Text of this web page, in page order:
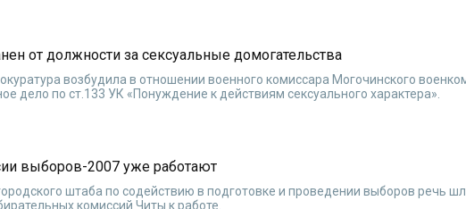
от должности за сексуальные домогательства
возбудила в отношении военного комиссара Могочинского
дело по ст.133 УК «Понуждение к действиям сексуального характера».
выборов-2007 уже работают
штаба по содействию в подготовке и проведении выборов речь
комиссий Читы к работе.